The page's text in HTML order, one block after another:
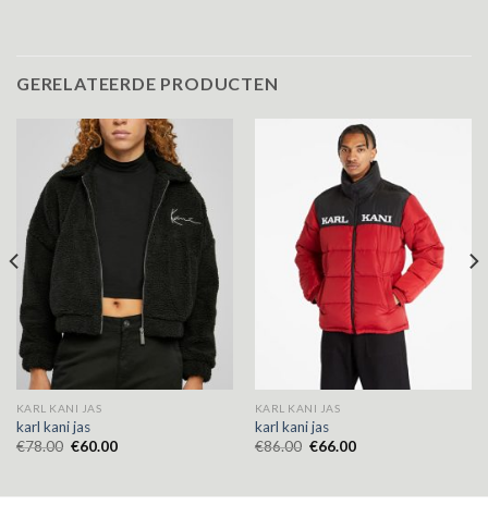
GERELATEERDE PRODUCTEN
KARL KANI JAS
karl kani jas
€78.00 €60.00
KARL KANI JAS
karl kani jas
€86.00 €66.00